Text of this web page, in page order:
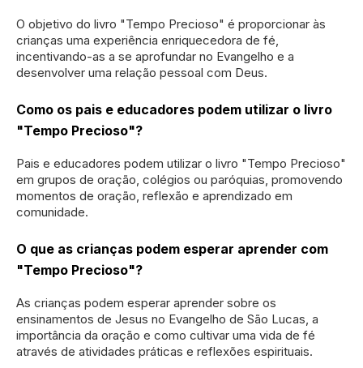
O objetivo do livro "Tempo Precioso" é proporcionar às
crianças uma experiência enriquecedora de fé,
incentivando-as a se aprofundar no Evangelho e a
desenvolver uma relação pessoal com Deus.
Como os pais e educadores podem utilizar o livro
"Tempo Precioso"?
Pais e educadores podem utilizar o livro "Tempo Precioso"
em grupos de oração, colégios ou paróquias, promovendo
momentos de oração, reflexão e aprendizado em
comunidade.
O que as crianças podem esperar aprender com
"Tempo Precioso"?
As crianças podem esperar aprender sobre os
ensinamentos de Jesus no Evangelho de São Lucas, a
importância da oração e como cultivar uma vida de fé
através de atividades práticas e reflexões espirituais.